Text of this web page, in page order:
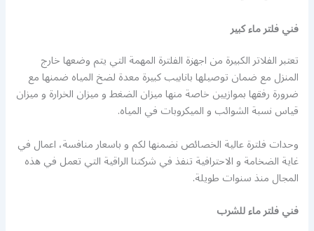
فني فلتر ماء كبير
تعتبر الفلاتر الكبيرة من اجهزة الفلترة المهمة التي يتم وضعها خارج
المنزل مع ضمان توصيلها بانابيب كبيرة معدة لضخ المياه ضمنها مع
ضرورة رفقها بموازيين خاصة منها ميزان الضغط و ميزان الخرارة و ميزان
قياس نسبة الشوائب و الميكروبات في المياه.
وحدات فلترة عالية الخصائص نضمنها لكم و باسعار منافسة، اعمال في
غاية الضخامة و الاحترافية تنفذ في شركتنا الراقية التي تعمل في هذه
المجال منذ سنوات طويلة.
فني فلتر ماء للشرب